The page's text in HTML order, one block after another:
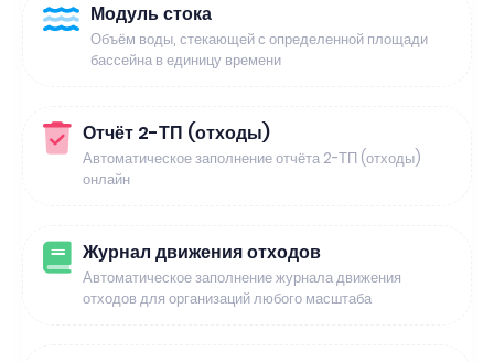
Модуль стока
Объём воды, стекающей с определенной площади
бассейна в единицу времени
Отчёт 2-ТП (отходы)
Автоматическое заполнение отчёта 2-ТП (отходы)
онлайн
Журнал движения отходов
Автоматическое заполнение журнала движения
отходов для организаций любого масштаба